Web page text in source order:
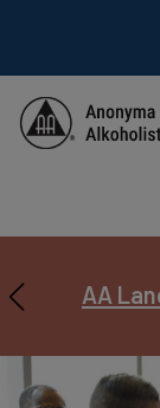
Behöver du
AA